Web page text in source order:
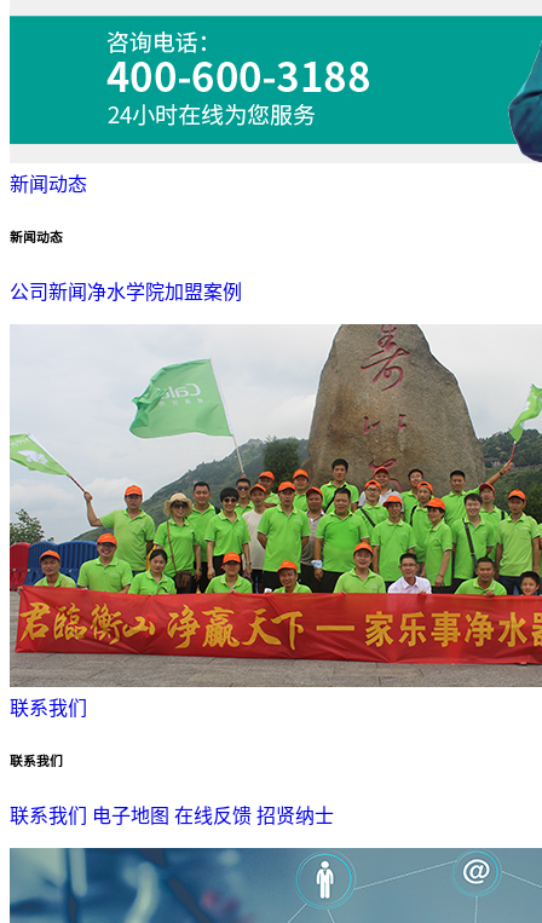
新闻动态
新闻动态
公司新闻 净水学院加盟案例
联系我们
联系我们
联系我们 电子地图 在线反馈 招贤纳士